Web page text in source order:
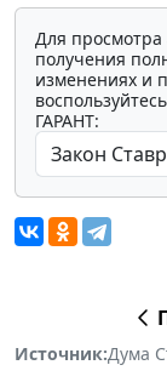
Для просмотра
получения
изменениях и
ГАРАНТ:
Источник:Дума